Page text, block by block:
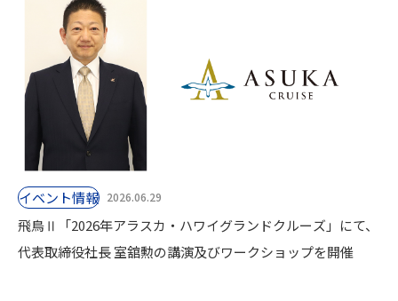
イベント情報 2026.06.29
飛鳥Ⅱ「2026年アラスカ・ハワイグランドクルーズ」にて、
代表取締役社長 室舘勲の講演及びワークショップを開催